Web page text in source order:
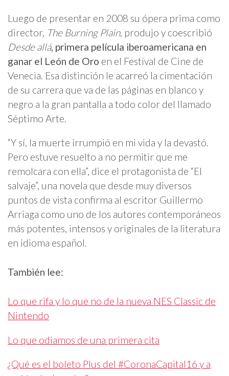
Luego de presentar en 2008 su ópera prima como
director, The Burning Plain, produjo y coescribió
Desde allá, primera película iberoamericana en
ganar el León de Oro en el Festival de Cine de
Venecia. Esa distinción le acarreó la cimentación
de su carrera que va de las páginas en blanco y
negro a la gran pantalla a todo color del llamado
Séptimo Arte.
“Y sí, la muerte irrumpió en mi vida y la devastó.
Pero estuve resuelto a no permitir que me
remolcara con ella”, dice el protagonista de “El
salvaje”, una novela que desde muy diversos
puntos de vista confirma al escritor Guillermo
Arriaga como uno de los autores contemporáneos
más potentes, intensos y originales de la literatura
en idioma español.
También lee:
Lo que rifa y lo que no de la nueva NES Classic de
Nintendo
Lo que odiamos de una primera cita
¿Qué es el boleto Plus del #CoronaCapital16 y a